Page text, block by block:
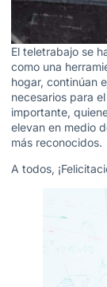
El teletrabajo se
como una
hogar, continúan
necesarios para
importante,
elevan en medio
más reconocidos.
A todos,